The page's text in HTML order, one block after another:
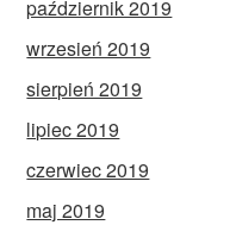
październik 2019
wrzesień 2019
sierpień 2019
lipiec 2019
czerwiec 2019
maj 2019